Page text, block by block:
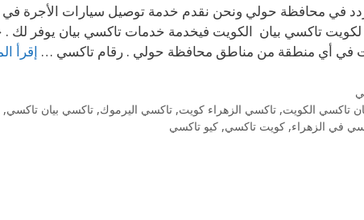
ولا تتردد في محافظة حولي ونحن نقدم خدمة توصيل سيارات
تاكسي بيان الكويت فيخدمة خدمات تاكسي بيان يوفر لك
في أي منطقة من مناطق محافظة حولي . رقام تاكسي … إقرأ
تاكسي الكويت, تاكسي الزهراء كويت, تاكسي اليرموك, تاكسي بيان تاكسي,
في الزهراء, كويت تاكسي, كيو تاكسي